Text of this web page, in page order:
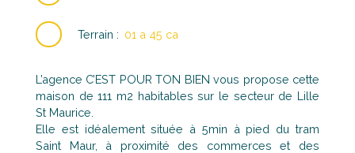
Terrain : 01 a 45 ca
L’agence C’EST POUR TON BIEN vous propose cette
maison de 111 m2 habitables sur le secteur de Lille
St Maurice.
Elle est idéalement située à 5min à pied du tram
Saint Maur, à proximité des commerces et des